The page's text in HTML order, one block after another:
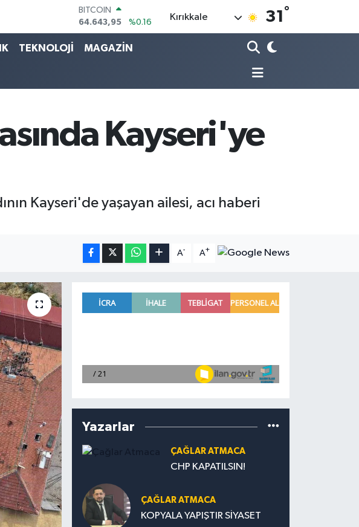
BITCOIN
64.643,95
%0.16
DOLAR
47,6006
%0.06
BİST100
13.768
%48
Kırıkkale 31 °
TEKNOLOJİ MAGAZİN
Kayseri'ye
Kayseri'de yaşayan ailesi, acı haberi
A- A+
Yazarlar
ÇAĞLAR ATMACA
CHP KAPATILSIN!
ÇAĞLAR ATMACA
KOPYALA YAPIŞTIR SİYASET